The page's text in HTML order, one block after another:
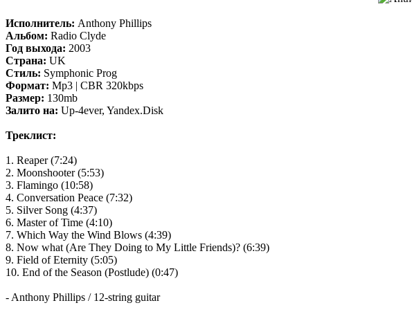
Исполнитель: Anthony Phillips
Альбом: Radio Clyde
Год выхода: 2003
Страна: UK
Стиль: Symphonic Prog
Формат: Mp3 | CBR 320kbps
Размер: 130mb
Залито на: Up-4ever, Yandex.Disk
Треклист:
1. Reaper (7:24)
2. Moonshooter (5:53)
3. Flamingo (10:58)
4. Conversation Peace (7:32)
5. Silver Song (4:37)
6. Master of Time (4:10)
7. Which Way the Wind Blows (4:39)
8. Now what (Are They Doing to My Little Friends)? (6:39)
9. Field of Eternity (5:05)
10. End of the Season (Postlude) (0:47)
- Anthony Phillips / 12-string guitar